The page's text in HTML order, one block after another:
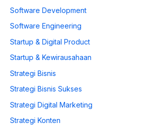
Software Development
Software Engineering
Startup & Digital Product
Startup & Kewirausahaan
Strategi Bisnis
Strategi Bisnis Sukses
Strategi Digital Marketing
Strategi Konten